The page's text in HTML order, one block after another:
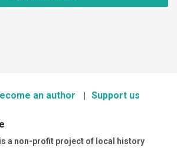
an author Support us
a non-profit project of local history